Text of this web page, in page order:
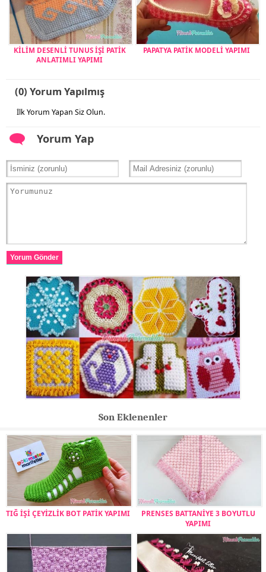
KİLİM DESENLİ TUNUS İŞİ PATİK
ANLATIMLI YAPIMI
PAPATYA PATİK MODELİ YAPIMI
(0) Yorum Yapılmış
İlk Yorum Yapan Siz Olun.
Yorum Yap
Yorum Gönder
Son Eklenenler
TIĞ İŞİ ÇEYİZLİK BOT PATİK YAPIMI
PRENSES BATTANİYE 3 BOYUTLU
YAPIMI